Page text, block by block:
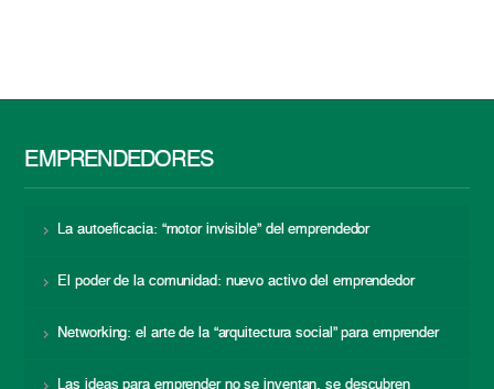
EMPRENDEDORES
La autoeficacia: “motor invisible” del emprendedor
El poder de la comunidad: nuevo activo del emprendedor
Networking: el arte de la “arquitectura social” para emprender
Las ideas para emprender no se inventan, se descubren